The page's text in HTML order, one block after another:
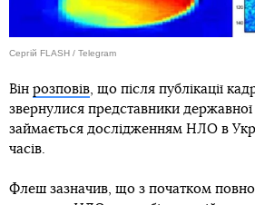
Сергій FLASH / Telegram
Він розповів , що після публікації
звернулися представники державної
займається дослідженням НЛО в
часів.
Флеш зазначив, що з початком